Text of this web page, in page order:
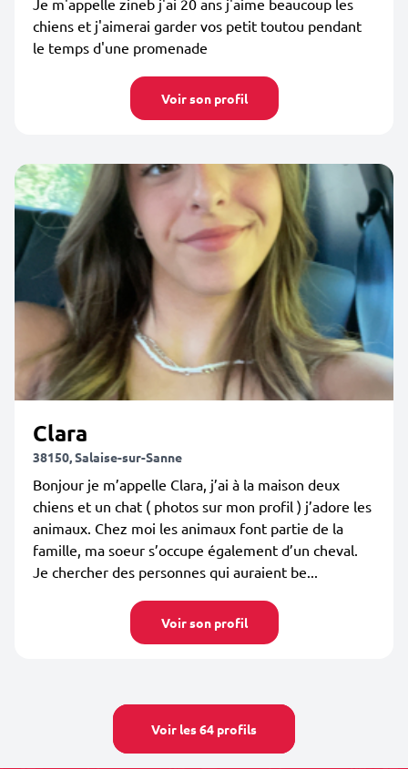
Je m'appelle zineb j'ai 20 ans j'aime beaucoup les
chiens et j'aimerai garder vos petit toutou pendant
le temps d'une promenade
Voir son profil
Clara
38150, Salaise-sur-Sanne
Bonjour je m’appelle Clara, j’ai à la maison deux
chiens et un chat ( photos sur mon profil ) j’adore les
animaux. Chez moi les animaux font partie de la
famille, ma soeur s’occupe également d’un cheval.
Je chercher des personnes qui auraient be...
Voir son profil
Voir les 64 profils